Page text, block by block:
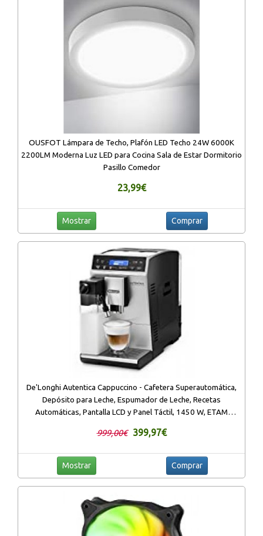
OUSFOT Lámpara de Techo, Plafón LED Techo 24W 6000K
2200LM Moderna Luz LED para Cocina Sala de Estar Dormitorio
Pasillo Comedor
23,99€
Mostrar Comprar
De'Longhi Autentica Cappuccino - Cafetera Superautomática,
Depósito para Leche, Espumador de Leche, Recetas
Automáticas, Pantalla LCD y Panel Táctil, 1450 W, ETAM
999,00€ 399,97€
Mostrar Comprar